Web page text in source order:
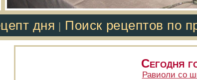
дня Поиск рецептов по
Сегодня
Равиоли со